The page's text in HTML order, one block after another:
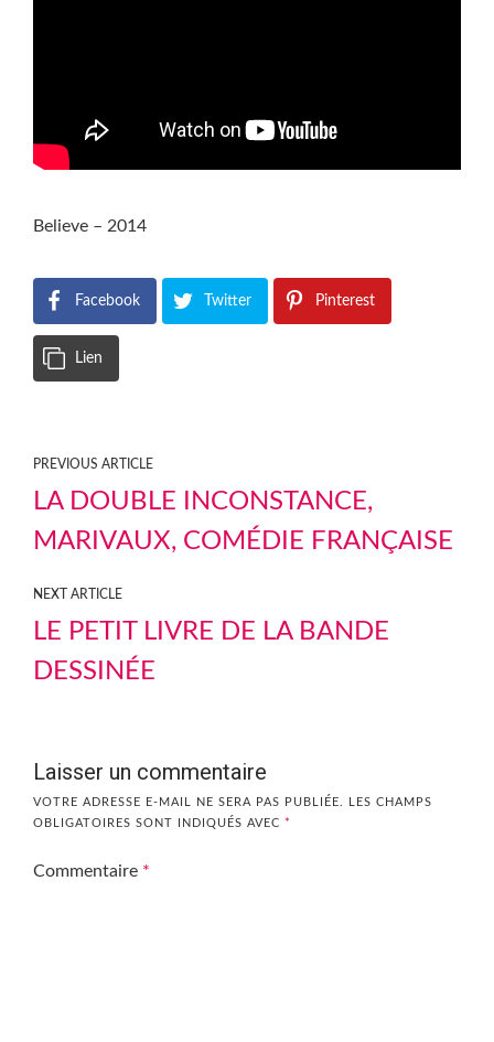
Believe – 2014
Facebook Twitter Pinterest
Lien
PREVIOUS ARTICLE
LA DOUBLE INCONSTANCE,
MARIVAUX, COMÉDIE FRANÇAISE
NEXT ARTICLE
LE PETIT LIVRE DE LA BANDE
DESSINÉE
Laisser un commentaire
VOTRE ADRESSE E-MAIL NE SERA PAS PUBLIÉE.
LES CHAMPS
OBLIGATOIRES SONT INDIQUÉS AVEC *
Commentaire *